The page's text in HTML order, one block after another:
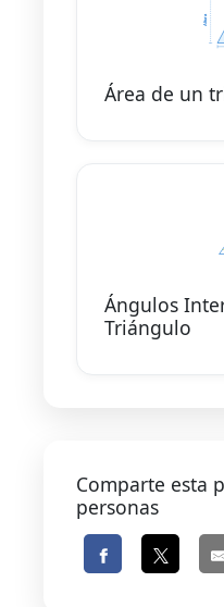
Área de un
Ángulos
Triángulo
Comparte esta
personas